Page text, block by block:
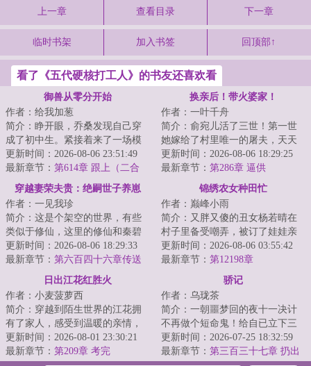
上一章 查看目录 下一章
临时书架 加入书签 回顶部↑
看了《五代硬核打工人》的书友还喜欢看
御兽从零分开始
作者：给我加葱
简介：睁开眼，乔桑发现自己穿
成了初中生。紧接着来了一场模
拟考。毕业她怕了吗？她怕
了……这考的都什么...
更新时间：2026-08-06 23:51:49
最新章节： 第614章 跟上（二合
一）
换亲后！带火婆家！
作者：一叶千舟
简介：俞宛儿活了三世！第一世
她嫁给了村里唯一的屠夫，天天
能够吃到肉，最后这名屠夫还成
为了人人羡慕的...
更新时间：2026-08-06 18:29:25
最新章节： 第286章 逼供
穿越妻荣夫贵：绝嗣世子养崽
作者：一见我珍
简介：这是个架空的世界，有些
类似于修仙，这里的修仙和秦碧
已知的完全不一样，这个世界以
福气、气运为主...
更新时间：2026-08-06 18:29:33
最新章节： 第六百四十六章传送
锦绣农女种田忙
作者：巅峰小雨
简介：又胖又傻的丑女杨若晴在
村子里备受嘲弄，被订了娃娃亲
的男人逼迫跳河。再次醒来，身
体里灵魂被顶级...
更新时间：2026-08-06 03:55:42
最新章节： 第12198章
日出江花红胜火
作者：小麦菠萝西
简介：穿越到陌生世界的江花拥
有了家人，感受到温暖的亲情，
全家人一起努力过上了富裕幸福
快乐的日子。...
更新时间：2026-08-01 23:30:21
最新章节： 第209章 考完
骄记
作者：乌珑茶
简介：一朝噩梦回的夜十一决计
不再做个短命鬼！给自已立下三
条规矩：一，强身健体；二，十
九岁前不谈婚不...
更新时间：2026-07-25 18:32:59
最新章节： 第三百三十七章 扔出